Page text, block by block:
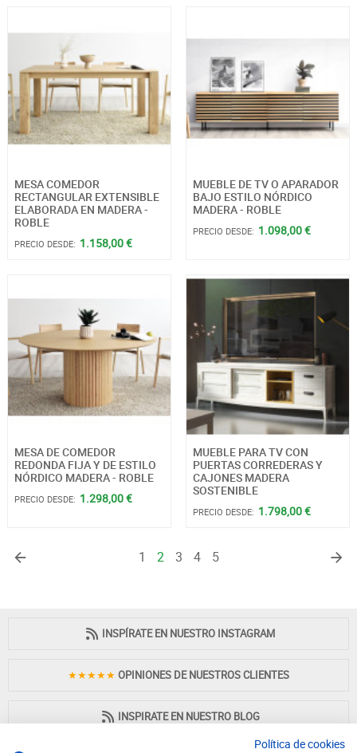
MESA COMEDOR
RECTANGULAR EXTENSIBLE
ELABORADA EN MADERA -
ROBLE
PRECIO DESDE: 1.158,00 €
MUEBLE DE TV O APARADOR
BAJO ESTILO NÓRDICO
MADERA - ROBLE
PRECIO DESDE: 1.098,00 €
MESA DE COMEDOR
REDONDA FIJA Y DE ESTILO
NÓRDICO MADERA - ROBLE
PRECIO DESDE: 1.298,00 €
MUEBLE PARA TV CON
PUERTAS CORREDERAS Y
CAJONES MADERA
SOSTENIBLE
PRECIO DESDE: 1.798,00 €
1 2 3 4 5
INSPÍRATE EN NUESTRO INSTAGRAM
★★★★★ OPINIONES DE NUESTROS CLIENTES
INSPIRATE EN NUESTRO BLOG
Política de cookies